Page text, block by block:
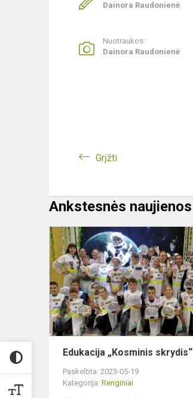
Dainora Raudonienė
Nuotraukos:
Dainora Raudonienė
Grįžti
Ankstesnės naujienos
Edukacija „Kosminis skrydis“
Paskelbta: 2023-05-19
Kategorija: Renginiai